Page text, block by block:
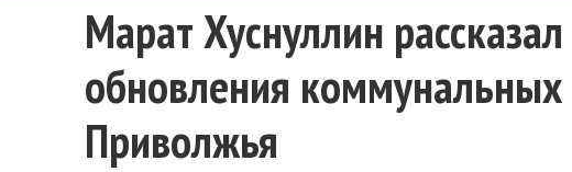
Марат Хуснуллин
обновления коммунальных
Приволжья